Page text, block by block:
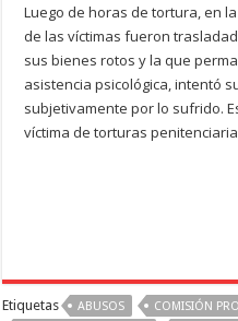
Luego de horas de tortura, en
de las víctimas fueron
sus bienes rotos y la que
asistencia psicológica, intentó
subjetivamente por lo sufrido.
víctima de torturas
Etiquetas ABUSOS
COMISIÓN